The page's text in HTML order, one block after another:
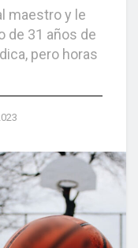
maestro y le
de 31 años de
pero horas